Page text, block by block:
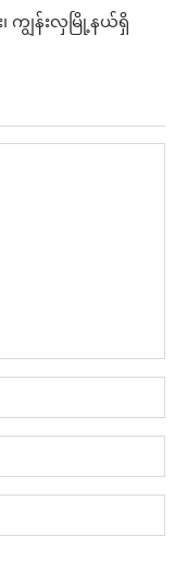
ကျွန်းလှမြို့နယ်ရှိ